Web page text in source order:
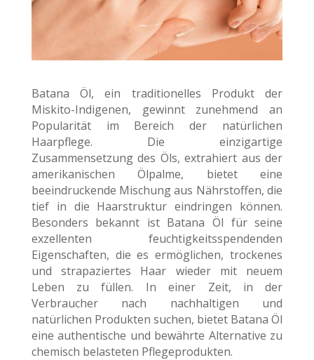
Batana Öl, ein traditionelles Produkt der
Miskito-Indigenen, gewinnt zunehmend an
Popularität im Bereich der natürlichen
Haarpflege. Die einzigartige
Zusammensetzung des Öls, extrahiert aus der
amerikanischen Ölpalme, bietet eine
beeindruckende Mischung aus Nährstoffen, die
tief in die Haarstruktur eindringen können.
Besonders bekannt ist Batana Öl für seine
exzellenten feuchtigkeitsspendenden
Eigenschaften, die es ermöglichen, trockenes
und strapaziertes Haar wieder mit neuem
Leben zu füllen. In einer Zeit, in der
Verbraucher nach nachhaltigen und
natürlichen Produkten suchen, bietet Batana Öl
eine authentische und bewährte Alternative zu
chemisch belasteten Pflegeprodukten.